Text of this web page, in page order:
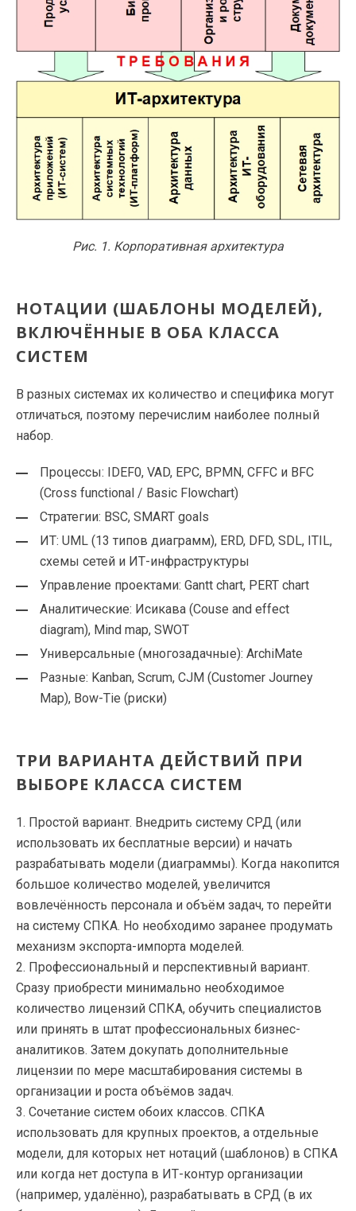
Рис. 1. Корпоративная архитектура
НОТАЦИИ (ШАБЛОНЫ МОДЕЛЕЙ),
ВКЛЮЧЁННЫЕ В ОБА КЛАССА
СИСТЕМ
В разных системах их количество и специфика могут
отличаться, поэтому перечислим наиболее полный
набор.
Процессы: IDEF0, VAD, EPC, BPMN, CFFC и BFC
(Cross functional / Basic Flowchart)
Стратегии: BSC, SMART goals
ИТ: UML (13 типов диаграмм), ERD, DFD, SDL, ITIL,
схемы сетей и ИТ-инфраструктуры
Управление проектами: Gantt chart, PERT chart
Аналитические: Исикава (Couse and effect
diagram), Mind map, SWOT
Универсальные (многозадачные): ArchiMate
Разные: Kanban, Scrum, CJM (Customer Journey
Map), Bow-Tie (риски)
ТРИ ВАРИАНТА ДЕЙСТВИЙ ПРИ
ВЫБОРЕ КЛАССА СИСТЕМ
1. Простой вариант. Внедрить систему СРД (или
использовать их бесплатные версии) и начать
разрабатывать модели (диаграммы). Когда накопится
большое количество моделей, увеличится
вовлечённость персонала и объём задач, то перейти
на систему СПКА. Но необходимо заранее продумать
механизм экспорта-импорта моделей.
2. Профессиональный и перспективный вариант.
Сразу приобрести минимально необходимое
количество лицензий СПКА, обучить специалистов
или принять в штат профессиональных бизнес-
аналитиков. Затем докупать дополнительные
лицензии по мере масштабирования системы в
организации и роста объёмов задач.
3. Сочетание систем обоих классов. СПКА
использовать для крупных проектов, а отдельные
модели, для которых нет нотаций (шаблонов) в СПКА
или когда нет доступа в ИТ-контур организации
(например, удалённо), разрабатывать в СРД (в их